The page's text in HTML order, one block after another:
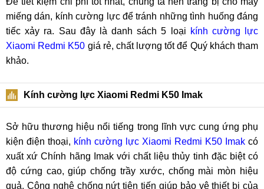
miếng dán, kính cường lực để tránh những tình huống đáng
tiếc xảy ra. Sau đây là danh sách 5 loại kính cường lực
Xiaomi Redmi K50 giá rẻ, chất lượng tốt để Quý khách tham
khảo.
Kính cường lực Xiaomi Redmi K50 Imak
Sở hữu thương hiệu nổi tiếng trong lĩnh vực cung ứng phụ
kiện điện thoại, kính cường lực Xiaomi Redmi K50 Imak có
xuất xứ Chính hãng Imak với chất liệu thủy tinh đặc biệt có
độ cứng cao, giúp chống trầy xước, chống mài mòn hiệu
quả. Công nghệ chống nứt tiên tiến giúp bảo vệ thiết bị của